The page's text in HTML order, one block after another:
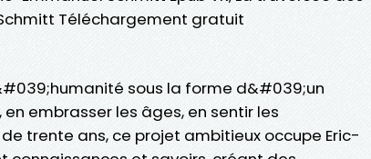
Téléchargement gratuit
sous la forme d&#039;un
embrasser les âges, en sentir les
trente ans, ce projet ambitieux occupe Eric-